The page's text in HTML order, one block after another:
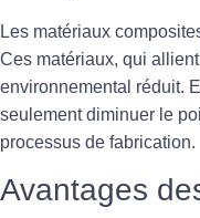
Les matériaux
Ces matériaux, qui
environnemental réduit.
seulement diminuer le
processus de fabrication.
Avantages